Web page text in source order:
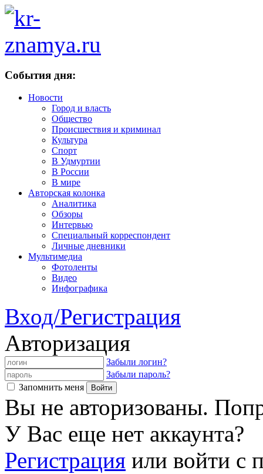
События дня:
Новости
Город и власть
Общество
Происшествия и криминал
Культура
Спорт
В Удмуртии
В России
В мире
Авторская колонка
Аналитика
Обзоры
Интервью
Специальный корреспондент
Личные дневники
Мультимедиа
Фотоленты
Видео
Инфографика
Вход/Регистрация
Авторизация
Забыли логин?
Забыли пароль?
Запомнить меня
Вы не авторизованы.
У Вас еще нет аккаунта?
Регистрация или войти с